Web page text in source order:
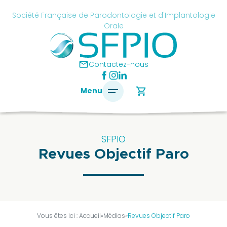
mailContactez-nous
Société Française de Parodontologie et d'Implantologie
Orale
Menu shopping_cart
SFPIO
Revues Objectif Paro
Vous êtes ici :Accueil»Médias»Revues Objectif Paro
président